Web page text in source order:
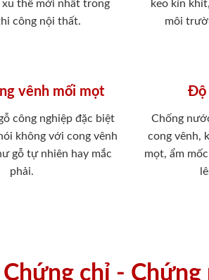
xu thế mới nhất trong
công nội thất.
keo kín
môi
vênh mối mọt
công nghiệp đặc biệt
không với cong vênh
gỗ tự nhiên hay mắc
phải.
Độ
Chống
cong vênh,
mọt, ẩm
Chứng chỉ - Chứng